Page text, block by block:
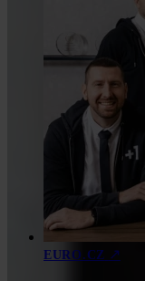
EURO.CZ ↗